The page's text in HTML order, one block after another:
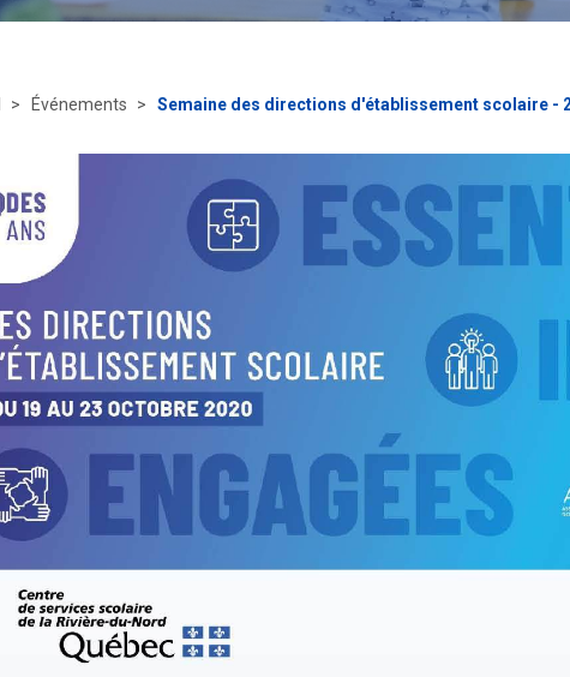
Événements Semaine des directions d'établissement scolaire -